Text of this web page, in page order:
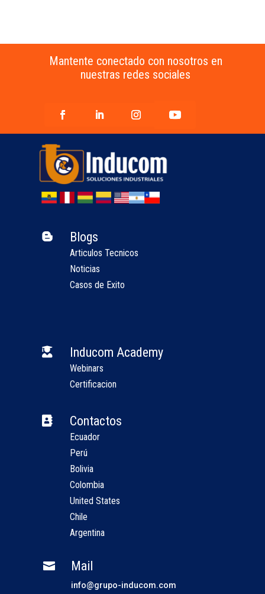
Mantente conectado con nosotros en
nuestras redes sociales
 Blogs
Articulos Tecnicos
Noticias
Casos de Exito
 Inducom Academy
Webinars
Certificacion
 Contactos
Ecuador
Perú
Bolivia
Colombia
United States
Chile
Argentina
 Mail
info@grupo-inducom.com